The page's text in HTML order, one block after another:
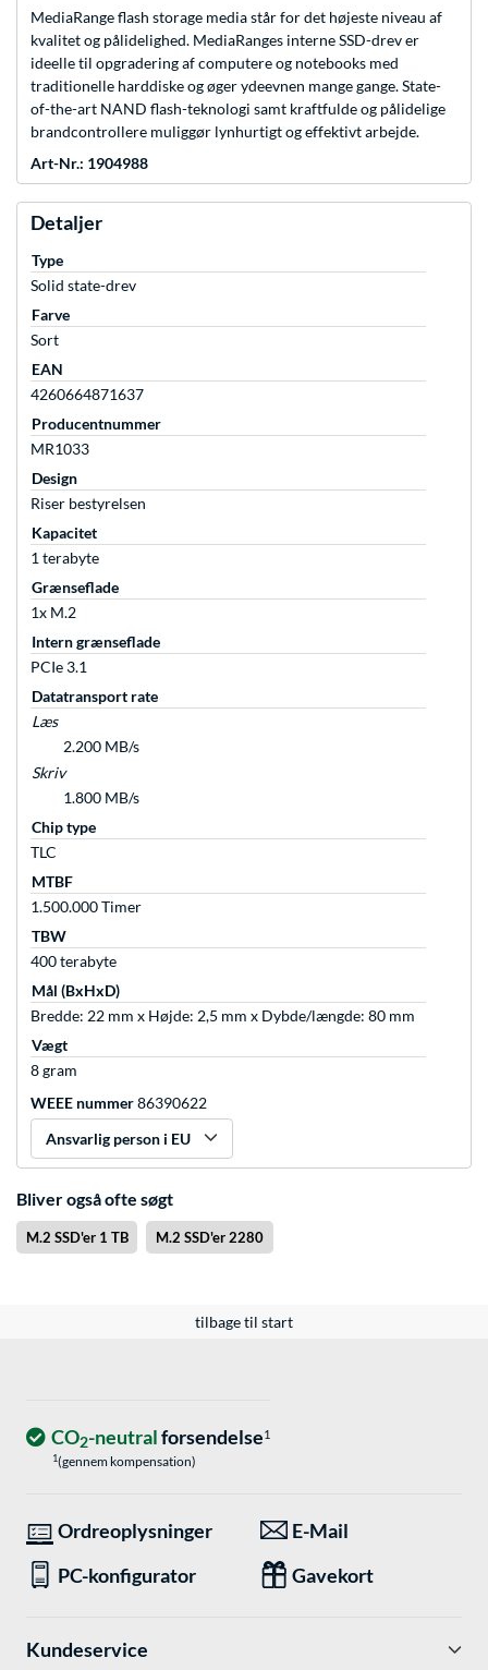
MediaRange flash storage media står for det højeste niveau af
kvalitet og pålidelighed. MediaRanges interne SSD-drev er
ideelle til opgradering af computere og notebooks med
traditionelle harddiske og øger ydeevnen mange gange. State-
of-the-art NAND flash-teknologi samt kraftfulde og pålidelige
brandcontrollere muliggør lynhurtigt og effektivt arbejde.
Art-Nr.: 1904988
Detaljer
Type
Solid state-drev
Farve
Sort
EAN
4260664871637
Producentnummer
MR1033
Design
Riser bestyrelsen
Kapacitet
1 terabyte
Grænseflade
1x M.2
Intern grænseflade
PCIe 3.1
Datatransport rate
Læs
2.200 MB/s
Skriv
1.800 MB/s
Chip type
TLC
MTBF
1.500.000 Timer
TBW
400 terabyte
Mål (BxHxD)
Bredde: 22 mm x Højde: 2,5 mm x Dybde/længde: 80 mm
Vægt
8 gram
WEEE nummer86390622
Ansvarlig person i EU
Bliver også ofte søgt
M.2 SSD'er 1 TB M.2 SSD'er 2280
tilbage til start
CO2-neutralforsendelse1
1(gennem kompensation)
Ordreoplysninger
E-Mail
PC-konfigurator
Gavekort
Kundeservice